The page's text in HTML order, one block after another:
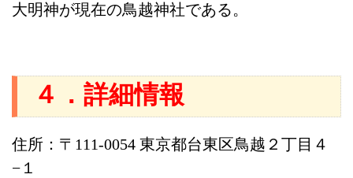
大明神が現在の鳥越神社である。
４．詳細情報
住所：〒111-0054 東京都台東区鳥越２丁目４
−１